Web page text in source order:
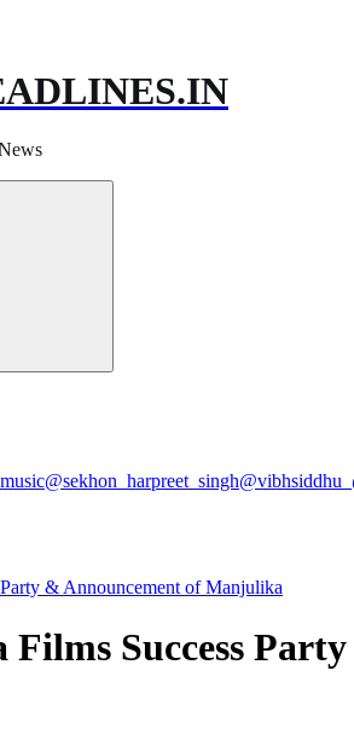
@sekhon_harpreet_singh@vibhsiddhu_
& Announcement of Manjulika
Success